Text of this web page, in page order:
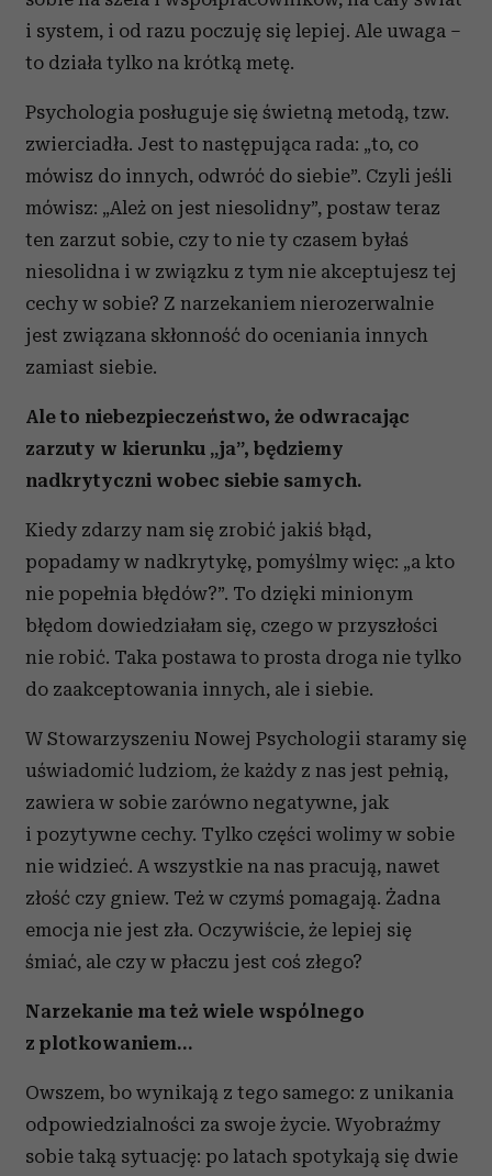
i system, i od razu poczuję się lepiej. Ale uwaga –
to działa tylko na krótką metę.
Psychologia posługuje się świetną metodą, tzw.
zwierciadła. Jest to następująca rada: „to, co
mówisz do innych, odwróć do siebie”. Czyli jeśli
mówisz: „Ależ on jest niesolidny”, postaw teraz
ten zarzut sobie, czy to nie ty czasem byłaś
niesolidna i w związku z tym nie akceptujesz tej
cechy w sobie? Z narzekaniem nierozerwalnie
jest związana skłonność do oceniania innych
zamiast siebie.
Ale to niebezpieczeństwo, że odwracając
zarzuty w kierunku „ja”, będziemy
nadkrytyczni wobec siebie samych.
Kiedy zdarzy nam się zrobić jakiś błąd,
popadamy w nadkrytykę, pomyślmy więc: „a kto
nie popełnia błędów?”. To dzięki minionym
błędom dowiedziałam się, czego w przyszłości
nie robić. Taka postawa to prosta droga nie tylko
do zaakceptowania innych, ale i siebie.
W Stowarzyszeniu Nowej Psychologii staramy się
uświadomić ludziom, że każdy z nas jest pełnią,
zawiera w sobie zarówno negatywne, jak
i pozytywne cechy. Tylko części wolimy w sobie
nie widzieć. A wszystkie na nas pracują, nawet
złość czy gniew. Też w czymś pomagają. Żadna
emocja nie jest zła. Oczywiście, że lepiej się
śmiać, ale czy w płaczu jest coś złego?
Narzekanie ma też wiele wspólnego
z plotkowaniem…
Owszem, bo wynikają z tego samego: z unikania
odpowiedzialności za swoje życie. Wyobraźmy
sobie taką sytuację: po latach spotykają się dwie